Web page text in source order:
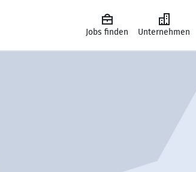
Jobs finden Unternehmen